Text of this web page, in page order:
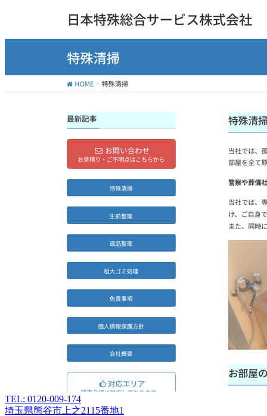
TEL: 0120-009-174
埼玉県熊谷市上之2115番地1